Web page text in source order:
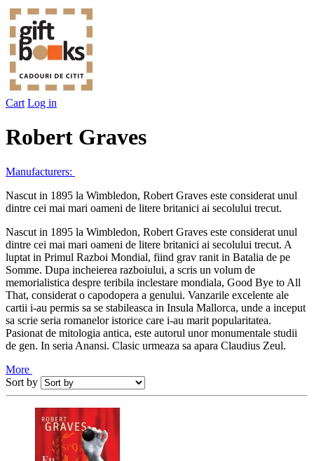
Cart Log in
Robert Graves
Manufacturers:
Nascut in 1895 la Wimbledon, Robert Graves este considerat unul
dintre cei mai mari oameni de litere britanici ai secolului trecut.
Nascut in 1895 la Wimbledon, Robert Graves este considerat unul
dintre cei mai mari oameni de litere britanici ai secolului trecut. A
luptat in Primul Razboi Mondial, fiind grav ranit in Batalia de pe
Somme. Dupa incheierea razboiului, a scris un volum de
memorialistica despre teribila inclestare mondiala, Good Bye to All
That, considerat o capodopera a genului. Vanzarile excelente ale
cartii i-au permis sa se stabileasca in Insula Mallorca, unde a inceput
sa scrie seria romanelor istorice care i-au marit popularitatea.
Pasionat de mitologia antica, este autorul unor monumentale studii
de gen. In seria Anansi. Clasic urmeaza sa apara Claudius Zeul.
More
Sort by